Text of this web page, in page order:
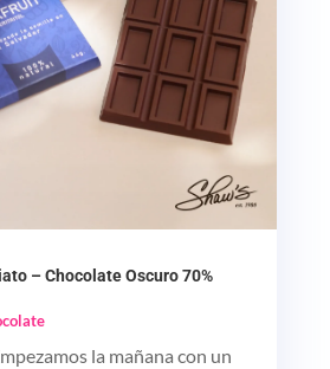
– Chocolate Oscuro 70%
la mañana con un